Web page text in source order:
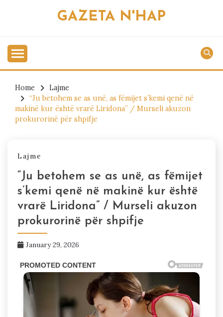
GAZETA N'HAP
Home
Lajme
“Ju betohem se as unë, as fëmijet s’kemi qenë në
makinë kur është vrarë Liridona” / Murseli akuzon
prokurorinë për shpifje
Lajme
“Ju betohem se as unë, as fëmijet
s’kemi qenë në makinë kur është
vrarë Liridona” / Murseli akuzon
prokurorinë për shpifje
January 29, 2026